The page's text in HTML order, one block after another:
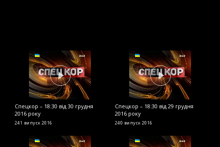
Спецкор – 18:30 від 30 грудня
2016 року
241 випуск 2016
Спецкор – 18:30 від 29 грудня
2016 року
240 випуск 2016